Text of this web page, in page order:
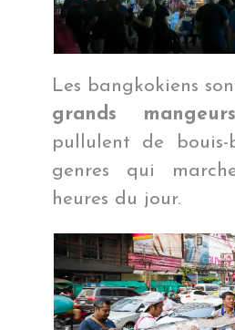
Les bangkokiens
grands
pullulent de bouis-
genres qui
heures du jour.